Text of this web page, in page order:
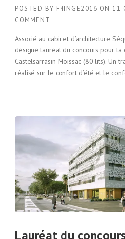
POSTED BY F4INGE2016 ON 11
COMMENT
Associé au cabinet d’architecture
désigné lauréat du concours pour la
Castelsarrasin-Moissac (80 lits). Un
réalisé sur le confort d’été et le
Lauréat du